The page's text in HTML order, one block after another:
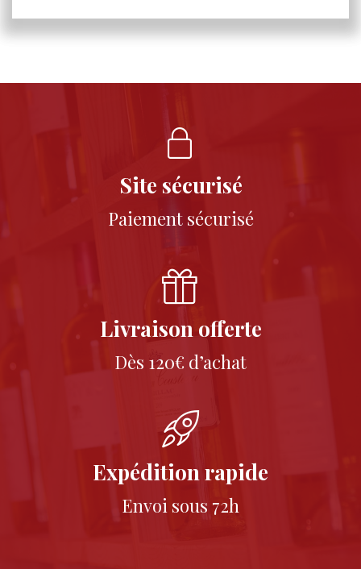
Site sécurisé
Paiement sécurisé
Livraison offerte
Dès 120€ d’achat
Expédition rapide
Envoi sous 72h